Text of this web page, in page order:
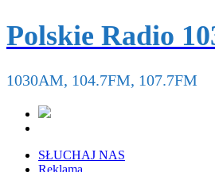
Polskie Radio
1030AM, 104.7FM, 107.7FM
SŁUCHAJ NAS